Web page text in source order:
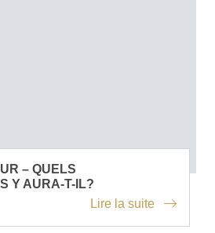
– QUELS
Y AURA-T-IL?
Lire la suite